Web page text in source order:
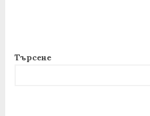
Търсене